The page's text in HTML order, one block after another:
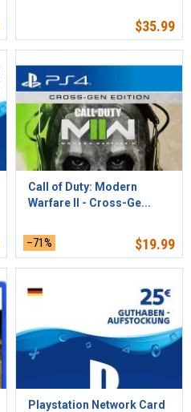
$35.99
Call of Duty: Modern
Warfare II - Cross-Ge...
–71% $19.99
Playstation Network Card